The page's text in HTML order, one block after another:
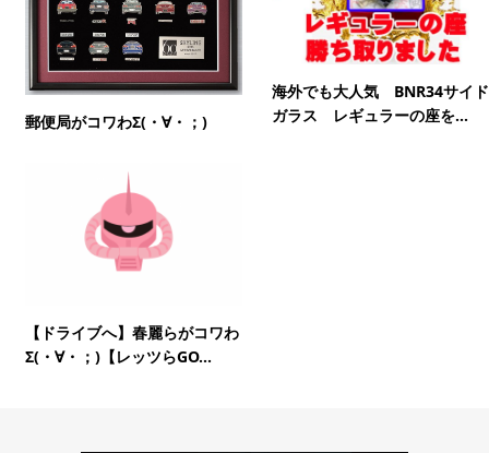
郵便局がコワわΣ(・∀・；)
海外でも大人気 BNR34サイド
ガラス レギュラーの座を...
【ドライブへ】春麗らがコワわ
Σ(・∀・；)【レッツらGO...